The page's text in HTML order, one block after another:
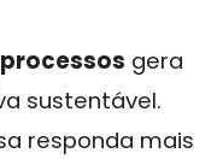
gera
sustentável.
responda mais